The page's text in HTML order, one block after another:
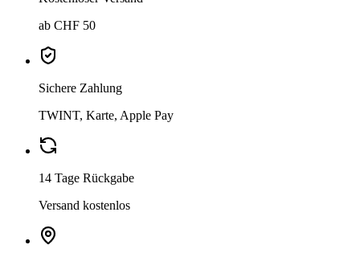
ab CHF 50
Sichere Zahlung
TWINT, Karte, Apple Pay
14 Tage Rückgabe
Versand kostenlos